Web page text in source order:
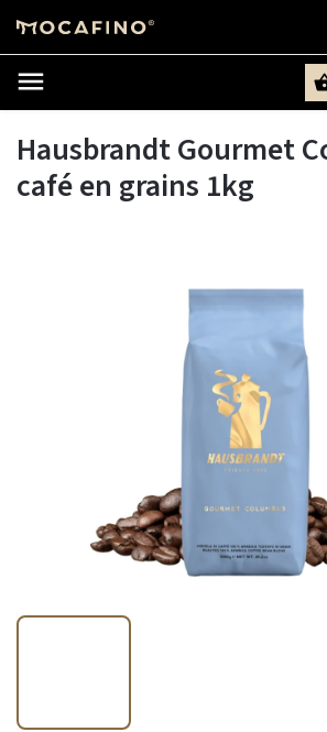
Chercher
Hausbrandt Gourmet
café en grains 1kg